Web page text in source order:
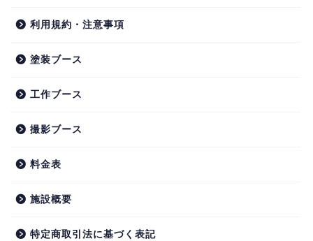
利用規約・注意事項
塗装ブース
工作ブース
撮影ブース
料金表
施設概要
特定商取引法に基づく表記